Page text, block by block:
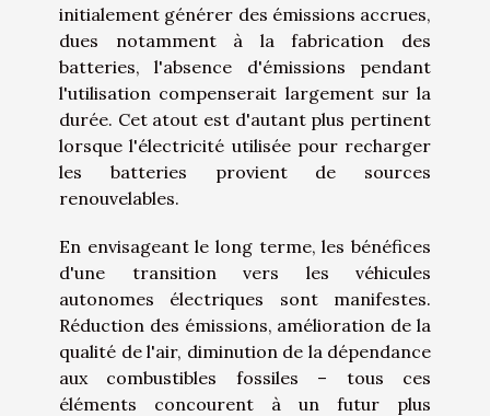
initialement générer des émissions accrues,
dues notamment à la fabrication des
batteries, l'absence d'émissions pendant
l'utilisation compenserait largement sur la
durée. Cet atout est d'autant plus pertinent
lorsque l'électricité utilisée pour recharger
les batteries provient de sources
renouvelables.
En envisageant le long terme, les bénéfices
d'une transition vers les véhicules
autonomes électriques sont manifestes.
Réduction des émissions, amélioration de la
qualité de l'air, diminution de la dépendance
aux combustibles fossiles – tous ces
éléments concourent à un futur plus